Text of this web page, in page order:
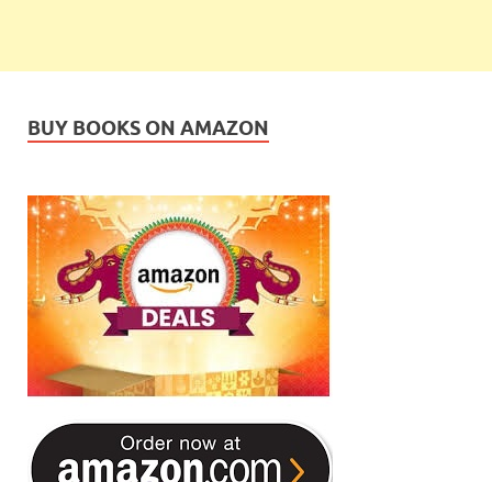
BUY BOOKS ON AMAZON